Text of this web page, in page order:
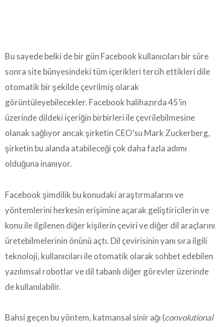
Bu sayede belki de bir gün Facebook kullanıcıları bir süre
sonra site bünyesindeki tüm içerikleri tercih ettikleri dile
otomatik bir şekilde çevrilmiş olarak
görüntüleyebilecekler. Facebook halihazırda 45’in
üzerinde dildeki içeriğin birbirleri ile çevrilebilmesine
olanak sağlıyor ancak şirketin CEO’su Mark Zuckerberg,
şirketin bu alanda atabileceği çok daha fazla adımı
olduğuna inanıyor.
Facebook şimdilik bu konudaki araştırmalarını ve
yöntemlerini herkesin erişimine açarak geliştiricilerin ve
konu ile ilgilenen diğer kişilerin çeviri ve diğer dil araçlarını
üretebilmelerinin önünü açtı. Dil çevirisinin yanı sıra ilgili
teknoloji, kullanıcıları ile otomatik olarak sohbet edebilen
yazılımsal robotlar ve dil tabanlı diğer görevler üzerinde
de kullanılabilir.
Bahsi geçen bu yöntem, katmansal sinir ağı (convolutional